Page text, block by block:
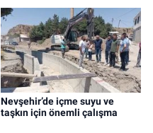
Nevşehir’de içme suyu ve
taşkın için önemli çalışma